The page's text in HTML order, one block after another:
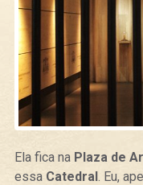
Ela fica na Plaza de
essa Catedral. Eu,